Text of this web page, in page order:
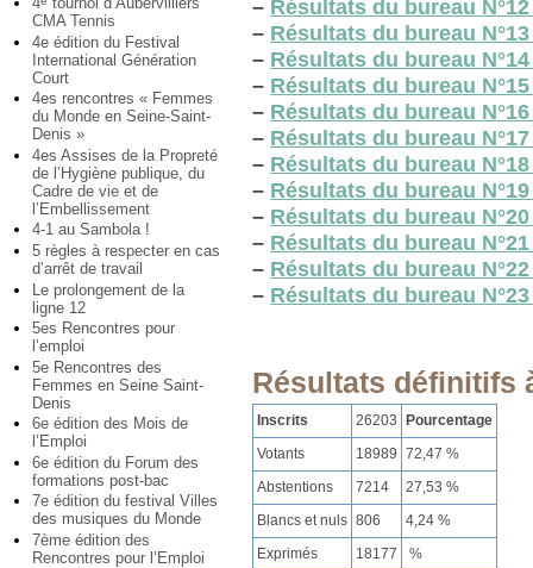
CMA Tennis
4e édition du Festival
International Génération
Court
4es rencontres « Femmes
du Monde en Seine-Saint-
Denis »
4es Assises de la Propreté
de l’Hygiène publique, du
Cadre de vie et de
l’Embellissement
4-1 au Sambola !
5 règles à respecter en cas
d’arrêt de travail
Le prolongement de la
ligne 12
5es Rencontres pour
l’emploi
5e Rencontres des
Femmes en Seine Saint-
Denis
6e édition des Mois de
l’Emploi
6e édition du Forum des
formations post-bac
7e édition du festival Villes
des musiques du Monde
7ème édition des
Rencontres pour l’Emploi
– Résultats du bureau
– Résultats du bureau
– Résultats du bureau
– Résultats du bureau
– Résultats du bureau
– Résultats du bureau
– Résultats du bureau
– Résultats du bureau
– Résultats du bureau
– Résultats du bureau
– Résultats du bureau
– Résultats du bureau
Résultats définitifs
Inscrits 26203 Pourcentage
Votants
18989 72,47 %
Abstentions
7214
27,53 %
Blancs et nuls 806
4,24 %
Exprimés
18177 %